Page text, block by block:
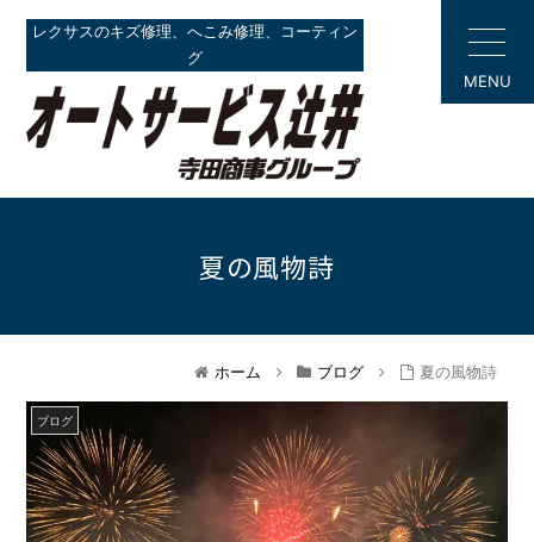
レクサスのキズ修理、へこみ修理、コーティン
グ
MENU
夏の風物詩
ホーム ブログ 夏の風物詩
ブログ